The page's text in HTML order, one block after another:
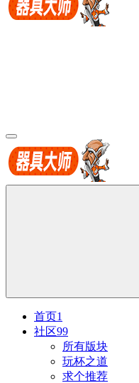
首页1
社区99
所有版块
玩杯之道
求个推荐